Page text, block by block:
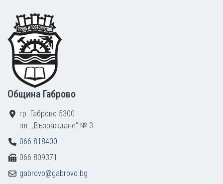
Footer
Община Габрово
гр. Габрово 5300
пл. „Възраждане“ № 3
066 818400
066 809371
gabrovo@gabrovo.bg